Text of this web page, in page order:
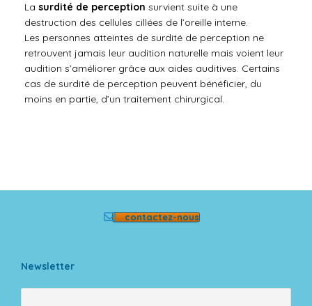
La surdité de perception survient suite à une
destruction des cellules cillées de l’oreille interne.
Les personnes atteintes de surdité de perception ne
retrouvent jamais leur audition naturelle mais voient leur
audition s’améliorer grâce aux aides auditives. Certains
cas de surdité de perception peuvent bénéficier, du
moins en partie, d’un traitement chirurgical.
contactez-nous
Newsletter